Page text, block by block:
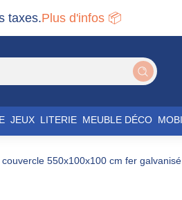
taxes.Plus d'infos 📦
JEUX LITERIE MEUBLE DÉCO
couvercle 550x100x100 cm fer